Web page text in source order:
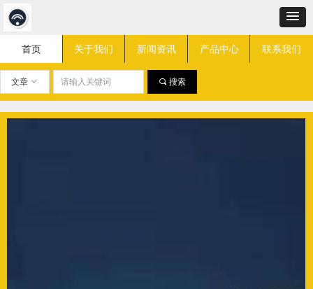
首页 关于我们 新闻资讯 产品中心 联系我们
끠 搜索
文章 ꀁ